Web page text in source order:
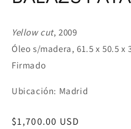
Yellow cut, 2009
Óleo s/madera, 61.5 x 50.5 x
Firmado
Ubicación: Madrid
Regular
$1,700.00 USD